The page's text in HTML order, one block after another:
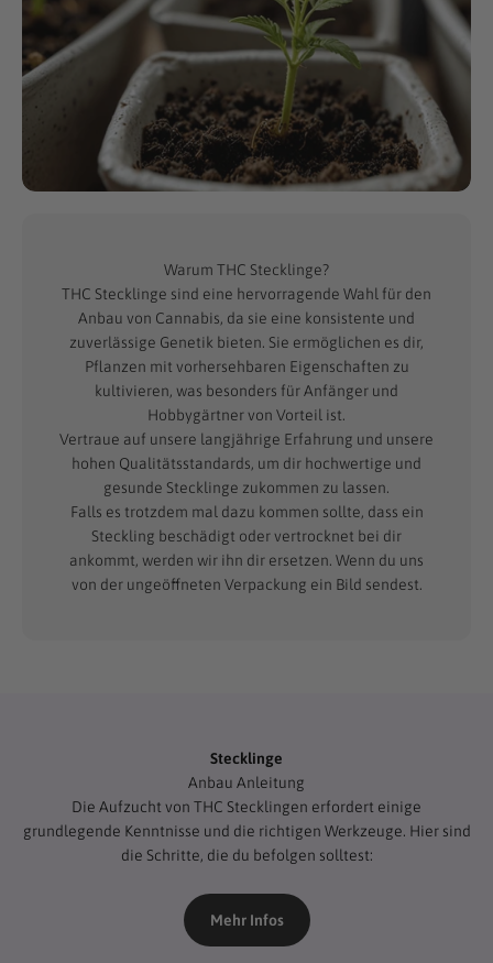
Warum THC Stecklinge?
THC Stecklinge sind eine hervorragende Wahl für den
Anbau von Cannabis, da sie eine konsistente und
zuverlässige Genetik bieten. Sie ermöglichen es dir,
Pflanzen mit vorhersehbaren Eigenschaften zu
kultivieren, was besonders für Anfänger und
Hobbygärtner von Vorteil ist.
Vertraue auf unsere langjährige Erfahrung und unsere
hohen Qualitätsstandards, um dir hochwertige und
gesunde Stecklinge zukommen zu lassen.
Falls es trotzdem mal dazu kommen sollte, dass ein
Steckling beschädigt oder vertrocknet bei dir
ankommt, werden wir ihn dir ersetzen. Wenn du uns
von der ungeöffneten Verpackung ein Bild sendest.
Stecklinge
Anbau Anleitung
Die Aufzucht von THC Stecklingen erfordert einige
grundlegende Kenntnisse und die richtigen Werkzeuge. Hier sind
die Schritte, die du befolgen solltest:
Mehr Infos